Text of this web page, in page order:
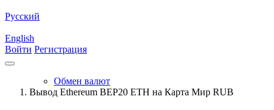
Русский
English
Войти Регистрация
Обмен валют
Вывод Ethereum BEP20 ETH на Карта Мир RUB